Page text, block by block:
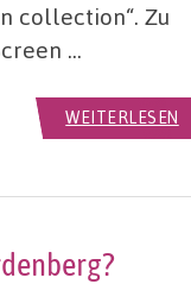
collection“. Zu
…
WEITERLESEN